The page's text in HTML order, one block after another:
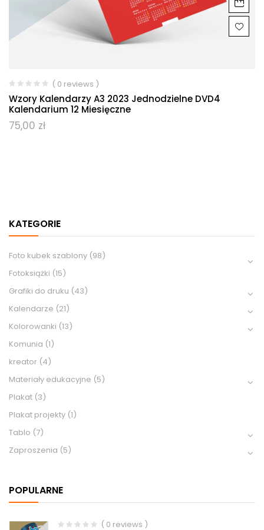
KATEGORIE
Foto kubek szablony (98)
Fotoksiążki (15)
Grafiki do druku (43)
Kalendarze (21)
Kolorowanki (13)
Komunia (1)
kreator (4)
Materiały edukacyjne (5)
Plakat (3)
Plakat projekty (1)
Tablo (7)
Zaproszenia (5)
POPULARNE
( 0 reviews )
( 0 reviews )
Wzory Kalendarzy A3 2023 Jednodzielne DVD4
Kalendarium 12 Miesięczne
75,00 zł